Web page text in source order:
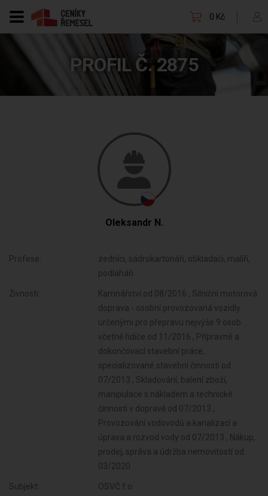
0 Kč
PROFIL Č. 2875
Oleksandr N.
Profese:
zedníci, sádrokartonáři, obkladači, malíři,
podlaháři
Živnosti:
Kamnářství od 08/2016 , Silniční motorová
doprava - osobní provozovaná vozidly
určenými pro přepravu nejvýše 9 osob
včetně řidiče od 11/2016 , Přípravné a
dokončovací stavební práce,
specializované stavební činnosti od
07/2013 , Skladování, balení zboží,
manipulace s nákladem a technické
činnosti v dopravě od 07/2013 ,
Provozování vodovodů a kanalizací a
úprava a rozvod vody od 07/2013 , Nákup,
prodej, správa a údržba nemovitostí od
03/2020
Subjekt: OSVČ f.o.